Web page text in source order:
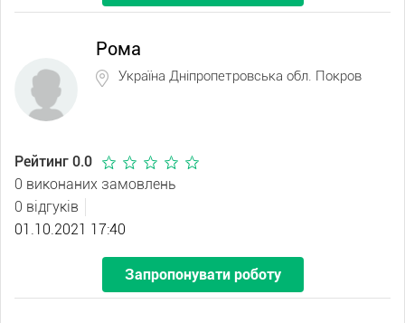
Рома
Україна Дніпропетровська обл. Покров
Рейтинг 0.0
0 виконаних замовлень
0 відгуків
01.10.2021 17:40
Запропонувати роботу